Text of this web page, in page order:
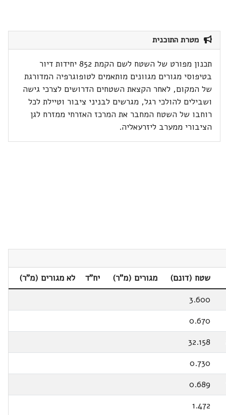
מטרת התוכנית
תכנון מפורט של השטח לשם הקמת 852 יחידות דיור
בטיפוסי מגורים מגוונים מותאמים לטופוגרפיה המדורגת
של המקום, לאחר הקצאת השטחים הדרושים לצרכי גישה
ושבילים להולכי רגל, מגרשים לבניני ציבור וטיילת לכל
רוחבו של השטח המחבר את המרכז האזרחי ממזרח לגן
הציבורי ממערב ליזרעאליה.
שטח (דונם) מגורים (מ"ר) יח"ד
לא מגורים (מ"ר)
3.600
0.670
32.158
0.730
0.689
1.472